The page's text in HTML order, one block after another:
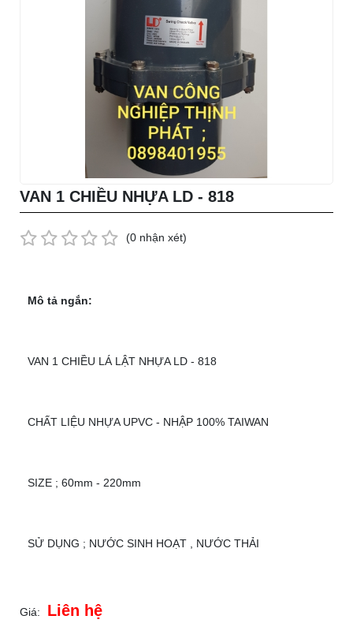
VAN 1 CHIỀU NHỰA LD - 818
(0 nhận xét)
Mô tả ngắn:
VAN 1 CHIỀU LÁ LẬT NHỰA LD - 818
CHẤT LIỆU NHỰA UPVC - NHẬP 100% TAIWAN
SIZE ; 60mm - 220mm
SỬ DỤNG ; NƯỚC SINH HOẠT , NƯỚC THẢI
Giá: Liên hệ